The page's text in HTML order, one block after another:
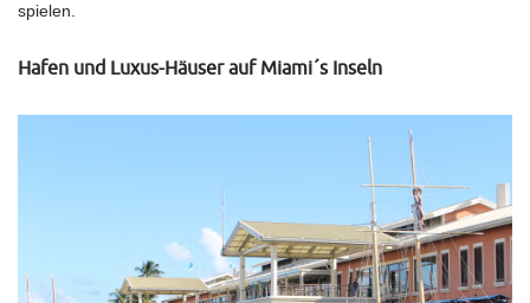
spielen.
Hafen und Luxus-Häuser auf Miami´s Inseln